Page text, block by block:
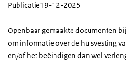
Publicatie19-12-2025
Openbaar gemaakte documenten
om informatie over de huisvesting
en/of het beëindigen dan wel